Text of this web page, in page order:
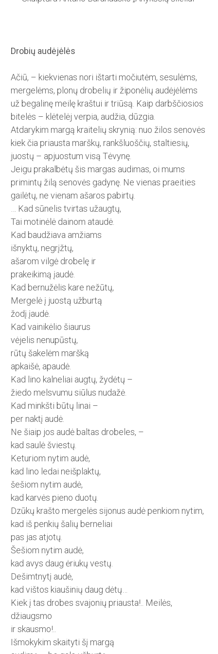
Drobių audėjėlės
Ačiū, – kiekvienas nori ištarti močiutėm, sesulėms,
mergelėms, plonų drobelių ir žiponėlių audėjėlėms
už begalinę meilę kraštui ir triūsą. Kaip darbščio­sios
bitelės – klėtelėj verpia, audžia, dūzgia.
Atdarykim margą kraitelių skrynią: nuo žilos senovės
kiek čia priausta marškų, rankšluoščių, staltiesių,
juostų – apjuostum visą Tėvynę.
Jeigu prakalbėtų šis margas audimas, oi mums
primintų žilą senovės gadynę. Ne vienas praeities
gailėtų, ne vienam ašaros pabirtų.
… Kad sūnelis tvirtas užaugtų,
Tai motinėlė dainom ataudė.
Kad baudžiava amžiams
išnyktų, negrįžtų,
ašarom vilgė drobelę ir
prakeikimą įaudė.
Kad bernužėlis kare nežūtų,
Mergelė į juostą užburtą
žodį įaudė.
Kad vainikėlio šiaurus
vėjelis nenupūstų,
rūtų šakelėm maršką
apkaišė, apaudė.
Kad lino kalneliai augtų, žydėtų –
žiedo melsvumu siūlus nudažė.
Kad minkšti būtų linai –
per naktį audė.
Ne šiaip jos audė baltas drobeles, –
kad saulė šviestų.
Keturiom nytim audė,
kad lino ledai neišplaktų,
šešiom nytim audė,
kad karvės pieno duotų.
Dzūkų krašto mergelės sijonus audė penkiom nytim,
kad iš penkių šalių berneliai
pas jas atjotų.
Šešiom nytim audė,
kad avys daug ėriukų vestų.
Dešimtnytį audė,
kad vištos kiaušinių daug dėtų…
Kiek į tas drobes svajonių priausta!.. Meilės,
džiaugsmo
ir skausmo!..
Išmokykim skaityti šį margą